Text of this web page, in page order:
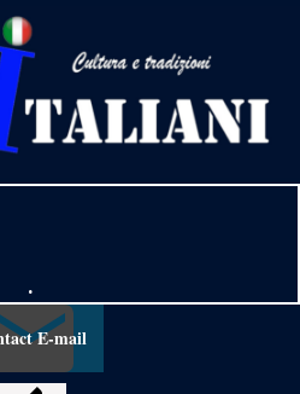
.
E-mail